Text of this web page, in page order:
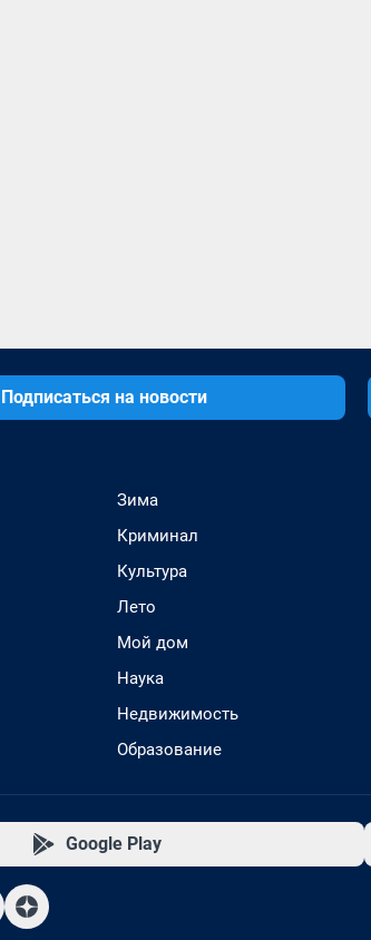
Подписаться на новости
Зима
Криминал
Культура
Лето
Мой дом
Наука
Недвижимость
Образование
Google Play